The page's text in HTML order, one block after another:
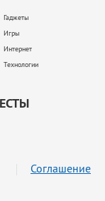
Гаджеты
Игры
Интернет
Технологии
Соглашение